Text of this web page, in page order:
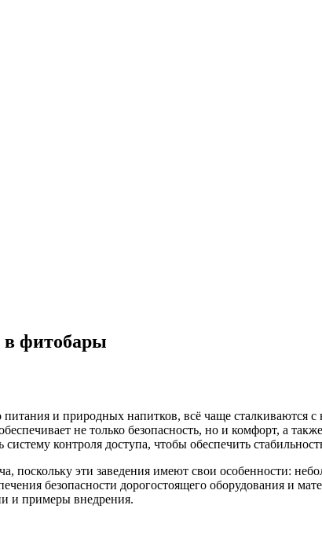
в фитобары
и природных напитков, всё чаще сталкиваются
не только безопасность, но и комфорт, а
контроля доступа, чтобы обеспечить
поскольку эти заведения имеют свои особенности:
безопасности дорогостоящего оборудования и
и примеры внедрения.